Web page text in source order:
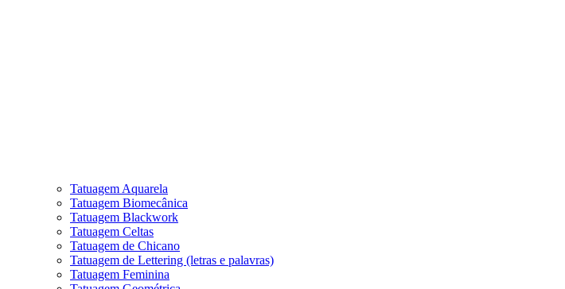
Tatuagem Aquarela
Tatuagem Biomecânica
Tatuagem Blackwork
Tatuagem Celtas
Tatuagem de Chicano
Tatuagem de Lettering (letras e palavras)
Tatuagem Feminina